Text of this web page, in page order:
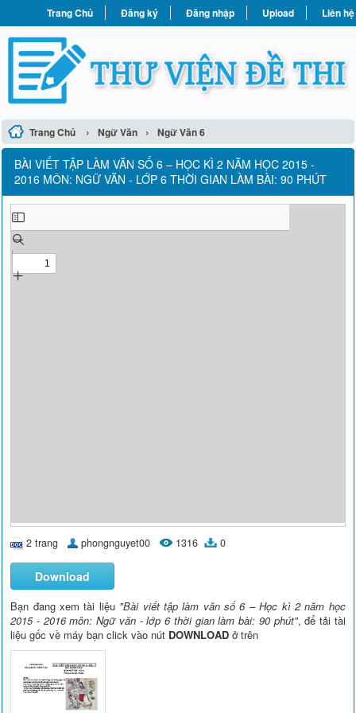
Trang Chủ Đăng ký Đăng nhập Upload Liên hệ
Trang Chủ › Ngữ Văn › Ngữ Văn 6
BÀI VIẾT TẬP LÀM VĂN SỐ 6 – HỌC KÌ 2 NĂM HỌC 2015 -
2016 MÔN: NGỮ VĂN - LỚP 6 THỜI GIAN LÀM BÀI: 90 PHÚT
2 trang phongnguyet00 1316 0
Download
Bạn đang xem tài liệu "Bài viết tập làm văn số 6 – Học kì 2 năm học
2015 - 2016 môn: Ngữ văn - lớp 6 thời gian làm bài: 90 phút", để tải tài
liệu gốc về máy bạn click vào nút DOWNLOAD ở trên